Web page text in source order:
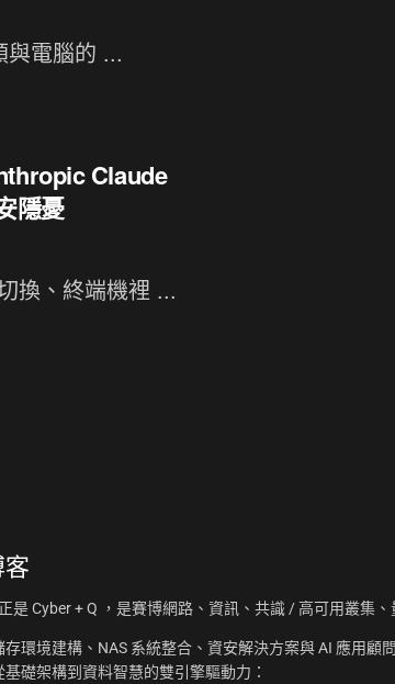
與電腦的 ...
Claude
隱憂
換、終端機裡 ...
客
是 Cyber + Q ，是賽博網路、資訊、共識 / 高可用叢集
環境建構、NAS 系統整合、資安解決方案與 AI 應用顧
礎架構到資料智慧的雙引擎驅動力：